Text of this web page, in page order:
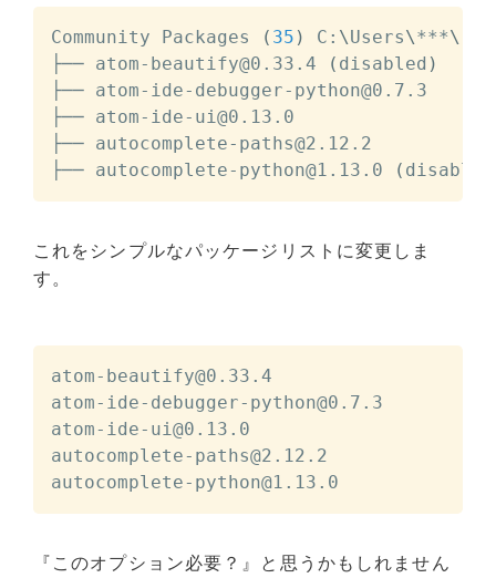
Community Packages ( 35 ) C: \Users\***\
├── atom-beautify@0.33.4
( disabled )
├── atom-ide-debugger-python@0.7.3
├── atom-ide-ui@0.13.0
├── autocomplete-paths@2.12.2
├── autocomplete-python@1.13.0
( disabled
これをシンプルなパッケージリストに変更しま
す。
atom-beautify@0.33.4
atom-ide-debugger-python@0.7.3
atom-ide-ui@0.13.0
autocomplete-paths@2.12.2
autocomplete-python@1.13.0
『このオプション必要？』と思うかもしれません